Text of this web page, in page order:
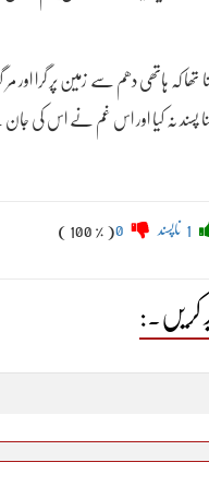
تھا کہ ہاتھی دھم سے زمین پر گرا
پسند نہ کیا اور اس غم نے اس کی جان
ناپسند ( 100 % )
کریں۔: